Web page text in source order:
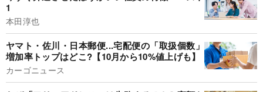
1
本田淳也
ヤマト・佐川・日本郵便...宅配便の「取扱個数」
増加率トップはどこ?【10月から10%値上げも】
カーゴニュース